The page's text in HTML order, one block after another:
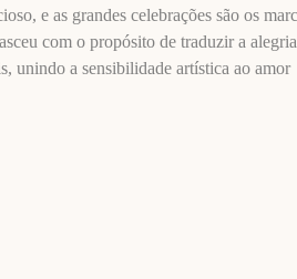
e as grandes celebrações são os
com o propósito de traduzir a
unindo a sensibilidade artística ao amor